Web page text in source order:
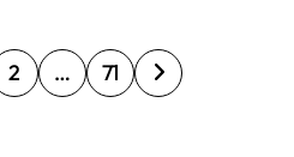
2 … 71